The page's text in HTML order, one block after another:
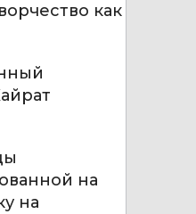
как
на
на